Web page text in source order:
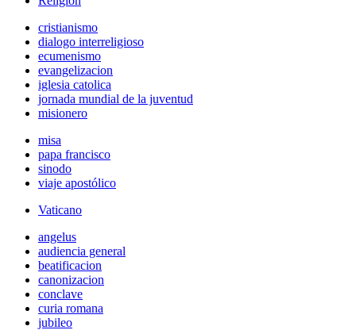
cristianismo
dialogo interreligioso
ecumenismo
evangelizacion
iglesia catolica
jornada mundial de la juventud
misionero
misa
papa francisco
sinodo
viaje apostólico
Vaticano
angelus
audiencia general
beatificacion
canonizacion
conclave
curia romana
jubileo